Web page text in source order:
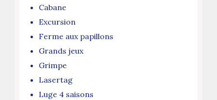
Cabane
Excursion
Ferme aux papillons
Grands jeux
Grimpe
Lasertag
Luge 4 saisons